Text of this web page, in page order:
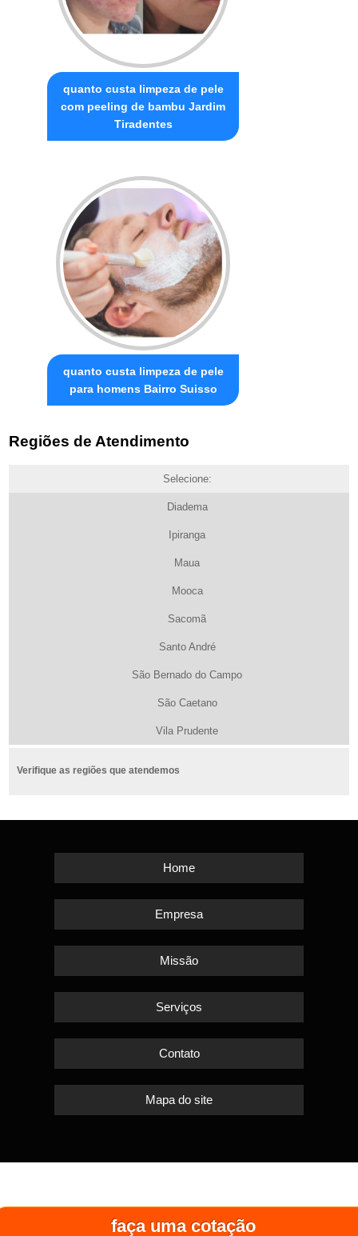
faça uma cotação
quanto custa limpeza de pele
com peeling de bambu Jardim
Tiradentes
quanto custa limpeza de pele
para homens Bairro Suisso
Regiões de Atendimento
Selecione:
Diadema
Ipiranga
Maua
Mooca
Sacomã
Santo André
São Bernado do Campo
São Caetano
Vila Prudente
Verifique as regiões que atendemos
Home
Empresa
Missão
Serviços
Contato
Mapa do site